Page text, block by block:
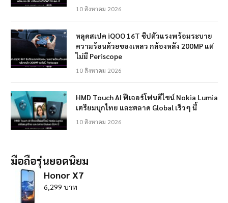
10 สิงหาคม 2026
หลุดสเปค iQOO 16T ชิปตัวแรงพร้อมระบาย
ความร้อนด้วยของเหลว กล้องหลัง 200MP แต่
ไม่มี Periscope
10 สิงหาคม 2026
HMD Touch AI ฟีเจอร์โฟนดีไซน์ Nokia Lumia
เตรียมบุกไทย และตลาด Global เร็วๆ นี้
10 สิงหาคม 2026
มือถือรุ่นยอดนิยม
Honor X7
6,299 บาท